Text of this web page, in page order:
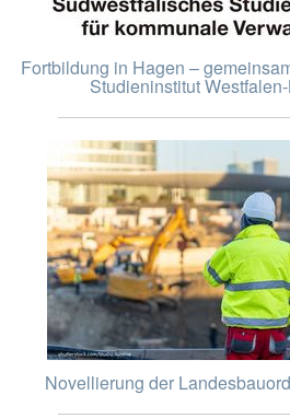
Fortbildung in Hagen –
Studieninstitut
Novellierung der